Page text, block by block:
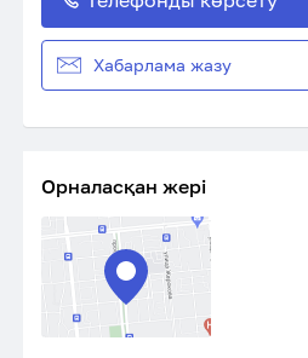
Хабарлама жазу
Орналасқан жері